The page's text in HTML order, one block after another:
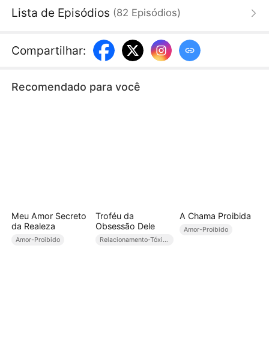
General ainda disse: "Minha esposa é discreta. Não
pacientes curados por ela e os inimigos mortos por
seus tiros: "General... o senhor por acaso é cego?"
Lista de Episódios (82 Episódios)
Compartilhar:
Recomendado para você
Meu Amor Secreto
da Realeza
Amor-Proibido
Troféu da
Obsessão Dele
Relacionamento-Tóxico
A Chama Proibida
Amor-Proibido